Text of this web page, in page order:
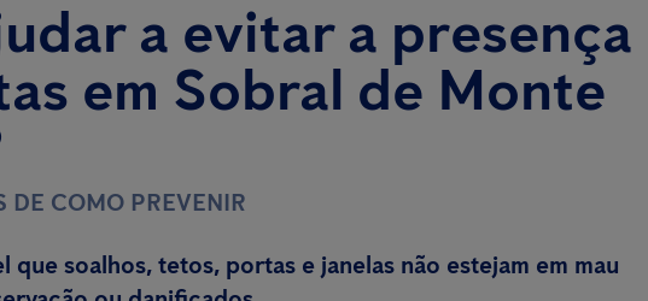
a evitar a presença
em Sobral de Monte
DE COMO PREVENIR
que soalhos, tetos, portas e janelas não estejam em mau